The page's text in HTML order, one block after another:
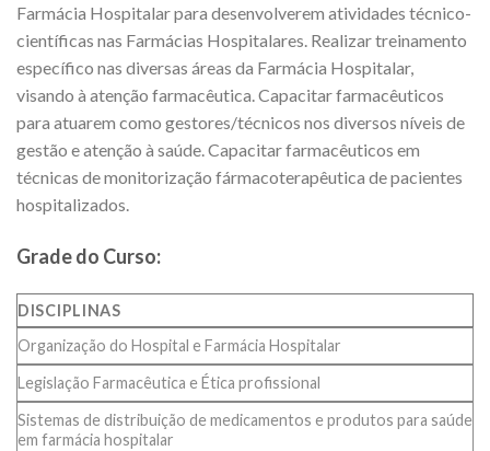
Farmácia Hospitalar para desenvolverem atividades técnico-
científicas nas Farmácias Hospitalares. Realizar treinamento
específico nas diversas áreas da Farmácia Hospitalar,
visando à atenção farmacêutica. Capacitar farmacêuticos
para atuarem como gestores/técnicos nos diversos níveis de
gestão e atenção à saúde. Capacitar farmacêuticos em
técnicas de monitorização fármacoterapêutica de pacientes
hospitalizados.
Grade do Curso:
DISCIPLINAS
Organização do Hospital e Farmácia Hospitalar
Legislação Farmacêutica e Ética profissional
Sistemas de distribuição de medicamentos e produtos para saúde
em farmácia hospitalar